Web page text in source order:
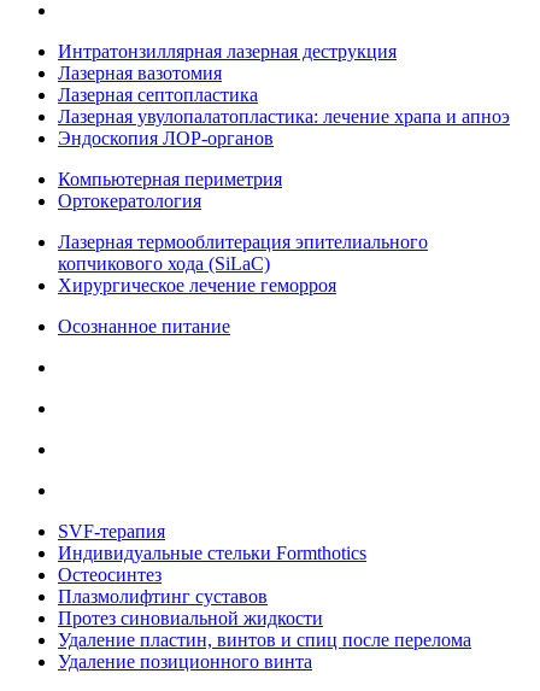
Интратонзиллярная лазерная деструкция
Лазерная вазотомия
Лазерная септопластика
Лазерная увулопалатопластика: лечение храпа и апноэ
Эндоскопия ЛОР-органов
Компьютерная периметрия
Ортокератология
Лазерная термооблитерация эпителиального
копчикового хода (SiLaC)
Хирургическое лечение геморроя
Осознанное питание
SVF-терапия
Индивидуальные стельки Formthotics
Остеосинтез
Плазмолифтинг суставов
Протез синовиальной жидкости
Удаление пластин, винтов и спиц после перелома
Удаление позиционного винта